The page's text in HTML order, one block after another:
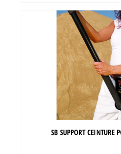
SB SUPPORT CEINTURE